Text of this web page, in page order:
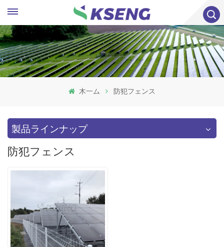
木一ム 防犯フェンス
製品ラインナップ
防犯フェンス